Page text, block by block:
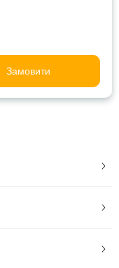
Замовити